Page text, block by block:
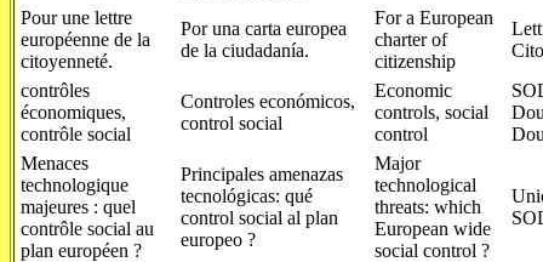
Pour une lettre
européenne de la
citoyenneté.
Por una carta europea
de la ciudadanía.
For a European
charter of
citizenship
contrôles
économiques,
contrôle social
Controles económicos,
control social
Economic
controls, social
control
Menaces
technologique
majeures : quel
contrôle social au
plan européen ?
Principales amenazas
tecnológicas: qué
control social al plan
europeo ?
Major
technological
threats: which
European wide
social control ?